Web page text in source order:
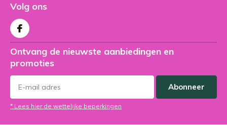
Volg ons
Ontvang de nieuwste aanbiedingen en
promoties
Abonneer
* Lees hier de wettelijke beperkingen